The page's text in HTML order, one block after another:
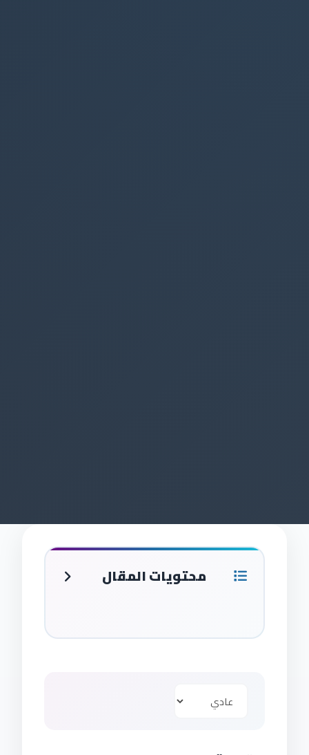
محتويات المقال